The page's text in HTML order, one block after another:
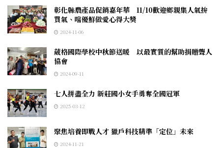
彰化縣農產品促銷嘉年華 11/10歡迎鄉親集人氣拚
買氣、嚐優鮮做愛心得大獎
2024-11-06
葳格國際學校中秋節送暖 以最實質的幫助捐贈聾人
協會
2024-09-11
七人拼盡全力 新莊國小女手勇奪全國冠軍
2025-03-12
聚焦培養即戰人才 獵戶科技精準「定位」未來
2024-11-21